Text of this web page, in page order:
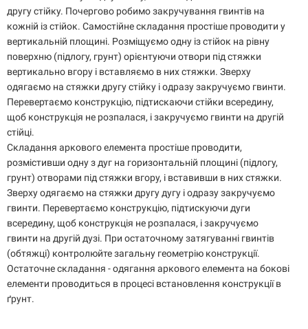
другу стійку. Почергово робимо закручування гвинтів на
кожній із стійок. Самостійне складання простіше проводити у
вертикальній площині. Розміщуємо одну із стійок на рівну
поверхню (підлогу, грунт) орієнтуючи отвори під стяжки
вертикально вгору і вставляємо в них стяжки. Зверху
одягаємо на стяжки другу стійку і одразу закручуємо гвинти.
Перевертаємо конструкцію, підтискаючи стійки всередину,
щоб конструкція не розпалася, і закручуємо гвинти на другій
стійці.
Складання аркового елемента простіше проводити,
розмістивши одну з дуг на горизонтальній площині (підлогу,
грунт) отворами під стяжки вгору, і вставивши в них стяжки.
Зверху одягаємо на стяжки другу дугу і одразу закручуємо
гвинти. Перевертаємо конструкцію, підтискуючи дуги
всередину, щоб конструкція не розпалася, і закручуємо
гвинти на другій дузі. При остаточному затягуванні гвинтів
(обтяжці) контролюйте загальну геометрію конструкції.
Остаточне складання - одягання аркового елемента на бокові
елементи проводиться в процесі встановлення конструкції в
ґрунт.